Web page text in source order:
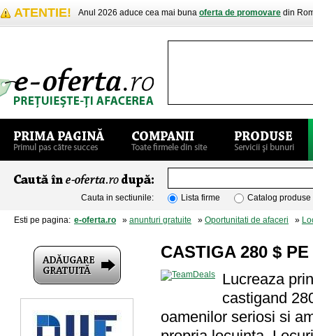
ATENTIE! Anul 2026 aduce cea mai buna oferta de promovare din
Cauta in sectiunile: Lista firme Catalog produse
Esti pe pagina: e-oferta.ro » anunturi gratuite » Oportunitati de afaceri »
CASTIGA 280 $
Lucreaza
castigand
oamenilor seriosi si